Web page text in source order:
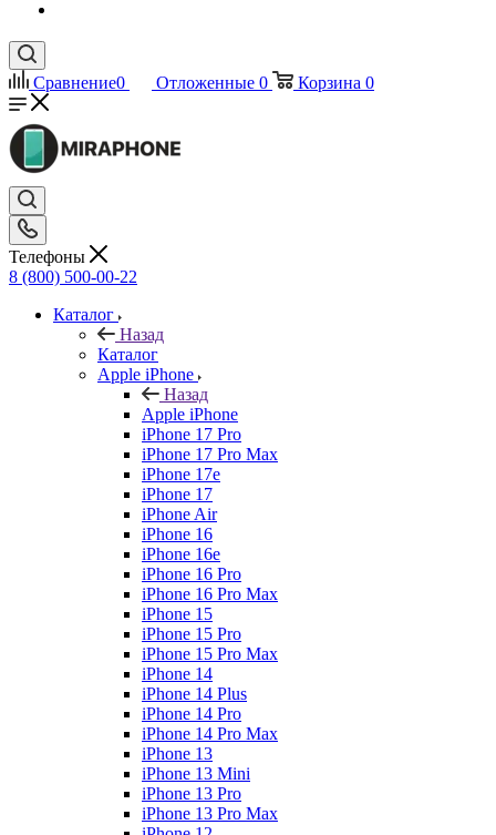
Сравнение0 Отложенные 0 Корзина 0
Телефоны
8 (800) 500-00-22
Каталог
Назад
Каталог
Apple iPhone
Назад
Apple iPhone
iPhone 17 Pro
iPhone 17 Pro Max
iPhone 17e
iPhone 17
iPhone Air
iPhone 16
iPhone 16e
iPhone 16 Pro
iPhone 16 Pro Max
iPhone 15
iPhone 15 Pro
iPhone 15 Pro Max
iPhone 14
iPhone 14 Plus
iPhone 14 Pro
iPhone 14 Pro Max
iPhone 13
iPhone 13 Mini
iPhone 13 Pro
iPhone 13 Pro Max